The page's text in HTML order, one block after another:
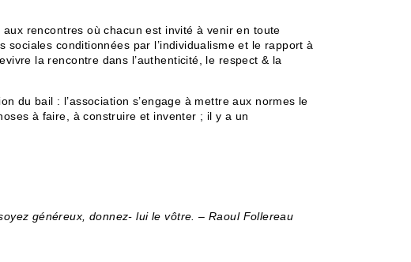
rencontres où chacun est invité à venir en toute
conditionnées par l’individualisme et le rapport à
la rencontre dans l’authenticité, le respect & la
du bail : l’association s’engage à mettre aux normes le
à faire, à construire et inventer ; il y a un
généreux, donnez- lui le vôtre. – Raoul Follereau